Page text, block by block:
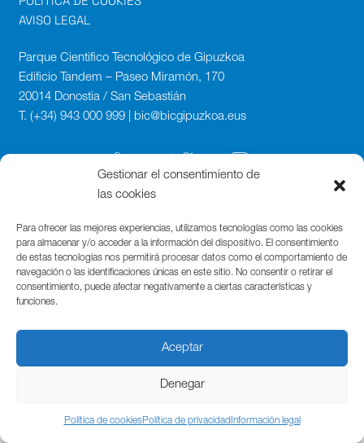
Gestionar el consentimiento de
las cookies
Para ofrecer las mejores experiencias, utilizamos tecnologías como las cookies
para almacenar y/o acceder a la información del dispositivo. El consentimiento
de estas tecnologías nos permitirá procesar datos como el comportamiento de
navegación o las identificaciones únicas en este sitio. No consentir o retirar el
consentimiento, puede afectar negativamente a ciertas características y
funciones.
Aceptar
Denegar
Política de cookiesPolítica de privacidad Información legal
AVISO LEGAL
Parque Cientifico Tecnológico de Gipuzkoa
Edificio Tandem – Paseo Miramón, 170
20014 Donostia / San Sebastián
T. (+34) 943 000 999 | bic@bicgipuzkoa.eus